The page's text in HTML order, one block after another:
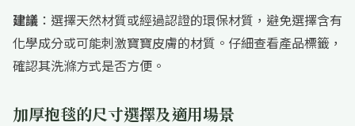
建議 ：選擇天然材質或經過認證的環保材質，避免選擇含有
化學成分或可能刺激寶寶皮膚的材質。仔細查看產品標籤，
確認其洗滌方式是否方便。
加厚抱毯的尺寸選擇及適用場景